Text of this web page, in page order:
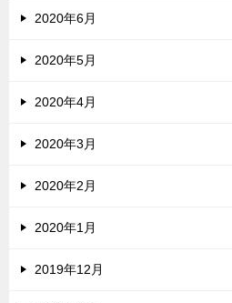
2020年6月
2020年5月
2020年4月
2020年3月
2020年2月
2020年1月
2019年12月